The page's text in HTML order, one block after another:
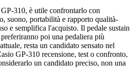
310, è utile confrontarlo con
suono, portabilità e rapporto qualità-
e semplifica l'acquisto. Il pedale sustain
poi una pedaliera più
resta un candidato sensato nel
GP-310 recensione, test o confronto,
un candidato preciso, non una